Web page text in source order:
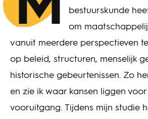
bestuurskunde
om
vanuit meerdere perspectieven
op beleid, structuren, menselijk
historische gebeurtenissen. Zo
en zie ik waar kansen liggen
vooruitgang. Tijdens mijn studie